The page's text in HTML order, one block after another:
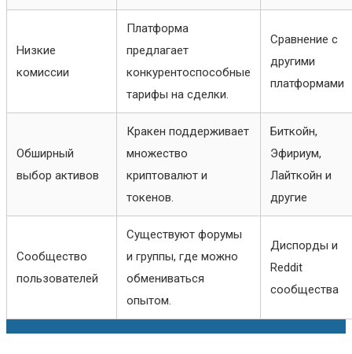
Низкие
комиссии
Платформа
предлагает
конкурентоспособные
тарифы на сделки.
Сравнение с
другими
платформами
Обширный
выбор активов
Кракен поддерживает
множество
криптовалют и
токенов.
Биткойн,
Эфириум,
Лайткойн и
другие
Сообщество
пользователей
Существуют форумы
и группы, где можно
обмениваться
опытом.
Диспорды и
Reddit
сообщества